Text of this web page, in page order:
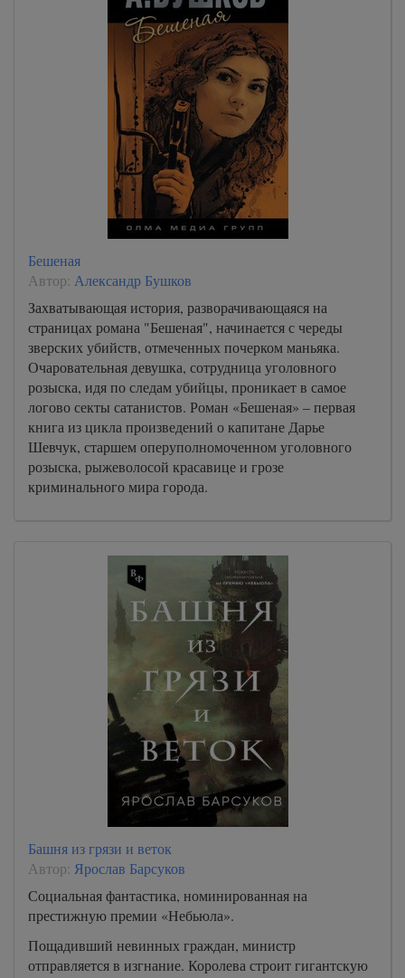
Бешеная
Автор: Александр Бушков
Захватывающая история, разворачивающаяся на
страницах романа "Бешеная", начинается с череды
зверских убийств, отмеченных почерком маньяка.
Очаровательная девушка, сотрудница уголовного
розыска, идя по следам убийцы, проникает в самое
логово секты сатанистов. Роман «Бешеная» – первая
книга из цикла произведений о капитане Дарье
Шевчук, старшем оперуполномоченном уголовного
розыска, рыжеволосой красавице и грозе
криминального мира города.
Башня из грязи и веток
Автор: Ярослав Барсуков
Социальная фантастика, номинированная на
престижную премии «Небьюла».
Пощадивший невинных граждан, министр
отправляется в изгнание. Королева строит гигантскую